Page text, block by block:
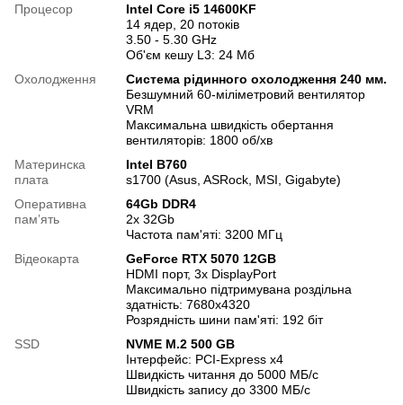
Процесор
Intel Core i5 14600KF
14 ядер, 20 потоків
3.50 - 5.30 GHz
Об'єм кешу L3: 24 Мб
Охолодження
Система рідинного охолодження 240 мм.
Безшумний 60-міліметровий вентилятор
VRM
Максимальна швидкість обертання
вентиляторів: 1800 об/хв
Материнска
плата
Intel B760
s1700 (Asus, ASRock, MSI, Gigabyte)
Оперативна
памʼять
64Gb DDR4
2х 32Gb
Частота пам'яті: 3200 МГц
Відеокарта
GeForce RTX 5070 12GB
HDMI порт, 3х DisplayPort
Максимально підтримувана роздільна
здатність: 7680x4320
Розрядність шини пам'яті: 192 біт
SSD
NVME M.2 500 GB
Інтерфейс: PCI-Express x4
Швидкість читання до 5000 МБ/с
Швидкість запису до 3300 МБ/с